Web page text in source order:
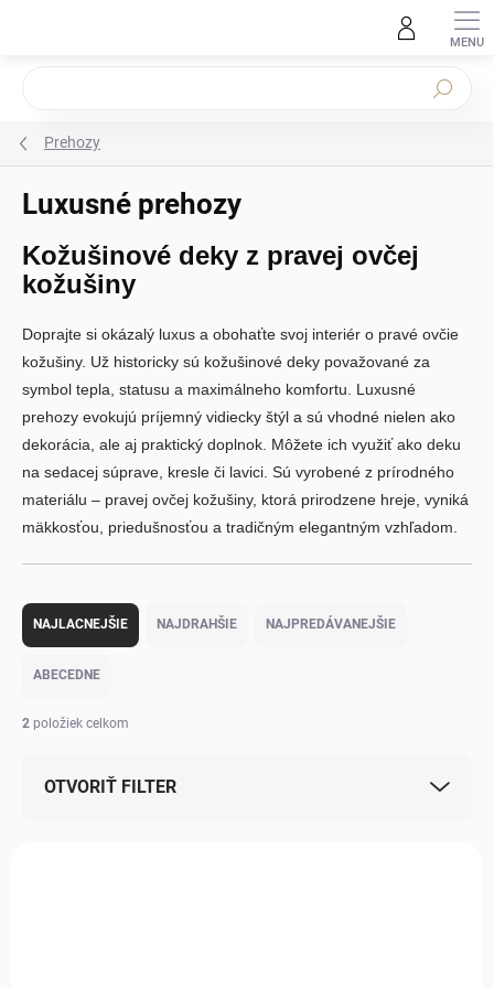
Hľadať
Prehozy
Luxusné prehozy
Kožušinové deky z pravej ovčej
kožušiny
Doprajte si okázalý luxus a obohaťte svoj interiér o pravé ovčie
kožušiny. Už historicky sú kožušinové deky považované za
symbol tepla, statusu a maximálneho komfortu. Luxusné
prehozy evokujú príjemný vidiecky štýl a sú vhodné nielen ako
dekorácia, ale aj praktický doplnok. Môžete ich využiť ako deku
na sedacej súprave, kresle či lavici. Sú vyrobené z prírodného
materiálu – pravej ovčej kožušiny, ktorá prirodzene hreje, vyniká
mäkkosťou, priedušnosťou a tradičným elegantným vzhľadom.
Radenie produktov
NAJLACNEJŠIE NAJDRAHŠIE NAJPREDÁVANEJŠIE
ABECEDNE
2 položiek celkom
OTVORIŤ FILTER